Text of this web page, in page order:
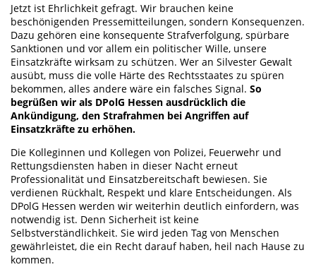
Jetzt ist Ehrlichkeit gefragt. Wir brauchen keine
beschönigenden Pressemitteilungen, sondern Konsequenzen.
Dazu gehören eine konsequente Strafverfolgung, spürbare
Sanktionen und vor allem ein politischer Wille, unsere
Einsatzkräfte wirksam zu schützen. Wer an Silvester Gewalt
ausübt, muss die volle Härte des Rechtsstaates zu spüren
bekommen, alles andere wäre ein falsches Signal. So
begrüßen wir als DPolG Hessen ausdrücklich die
Ankündigung, den Strafrahmen bei Angriffen auf
Einsatzkräfte zu erhöhen.
Die Kolleginnen und Kollegen von Polizei, Feuerwehr und
Rettungsdiensten haben in dieser Nacht erneut
Professionalität und Einsatzbereitschaft bewiesen. Sie
verdienen Rückhalt, Respekt und klare Entscheidungen. Als
DPolG Hessen werden wir weiterhin deutlich einfordern, was
notwendig ist. Denn Sicherheit ist keine
Selbstverständlichkeit. Sie wird jeden Tag von Menschen
gewährleistet, die ein Recht darauf haben, heil nach Hause zu
kommen.